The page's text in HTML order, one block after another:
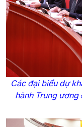
Các đại biểu dự
hành Trung ương